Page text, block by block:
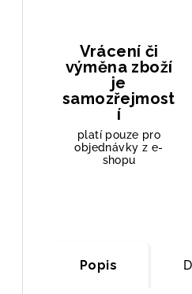
Vrácení či
výměna zboží
je
samozřejmost
í
platí pouze pro
objednávky z e-
shopu
Popis